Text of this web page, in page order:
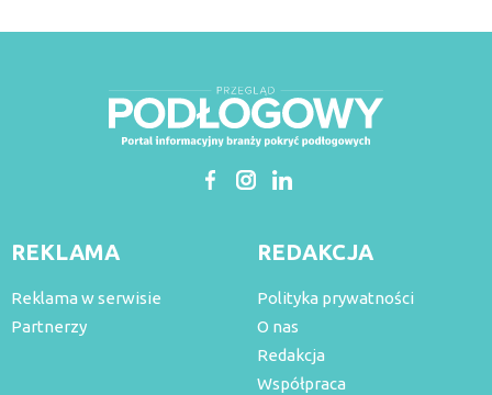
REKLAMA
Reklama w serwisie
Partnerzy
REDAKCJA
Polityka prywatności
O nas
Redakcja
Współpraca